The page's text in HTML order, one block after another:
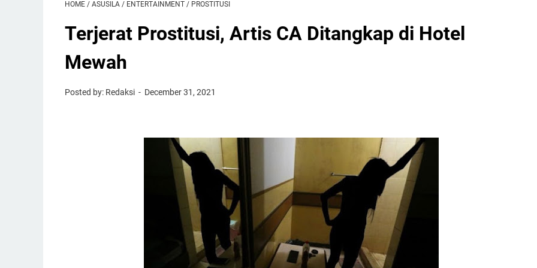
HOME / ASUSILA / ENTERTAINMENT / PROSTITUSI
Terjerat Prostitusi, Artis CA Ditangkap di Hotel
Mewah
Posted by: Redaksi December 31, 2021